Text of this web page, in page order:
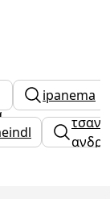
ipanema